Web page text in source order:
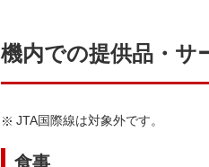
機内での提供品・サ
JTA国際線は対象外です。
食事